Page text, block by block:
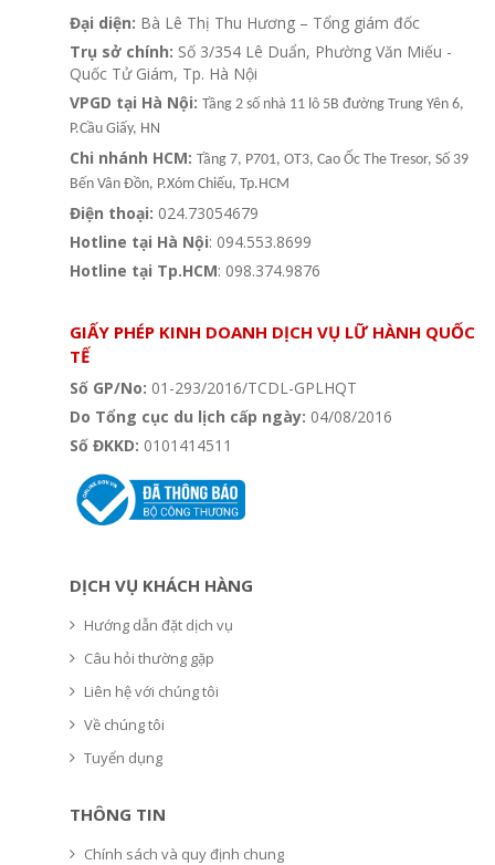
Đại diện: Bà Lê Thị Thu Hương – Tổng giám đốc
Trụ sở chính: Số 3/354 Lê Duẩn, Phường Văn Miếu -
Quốc Tử Giám, Tp. Hà Nội
VPGD tại Hà Nội: Tầng 2 số nhà 11 lô 5B đường Trung Yên 6,
P.Cầu Giấy, HN
Chi nhánh HCM: Tầng 7, P701, OT3, Cao Ốc The Tresor, Số 39
Bến Vân Đồn, P.Xóm Chiếu, Tp.HCM
Điện thoại: 024.73054679
Hotline tại Hà Nội: 094.553.8699
Hotline tại Tp.HCM: 098.374.9876
GIẤY PHÉP KINH DOANH DỊCH VỤ LỮ HÀNH QUỐC
TẾ
Số GP/No: 01-293/2016/TCDL-GPLHQT
Do Tổng cục du lịch cấp ngày: 04/08/2016
Số ĐKKD: 0101414511
DỊCH VỤ KHÁCH HÀNG
Hướng dẫn đặt dịch vụ
Câu hỏi thường gặp
Liên hệ với chúng tôi
Về chúng tôi
Tuyển dụng
THÔNG TIN
Chính sách và quy định chung